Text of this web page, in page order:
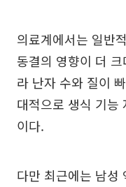
의료계에서는 일반
동결의 영향이 더
라 난자 수와 질이
대적으로 생식 기능
이다.
다만 최근에는 남성